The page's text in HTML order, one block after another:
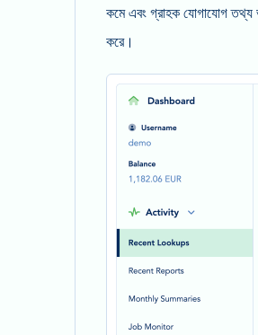
কমে এবং গ্রাহক যোগাযোগ তথ্য
করে।